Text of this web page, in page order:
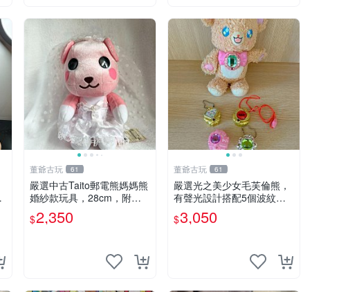
董爺古玩 61
嚴選中古Taito郵電熊媽媽熊
婚紗款玩具，28cm，附原
盒，保存極佳實拍，婚紗細
節清晰可見，偶像收藏推薦
$2,350
董爺古玩 61
嚴選光之美少女毛芙倫熊，
有聲光設計搭配5個波紋
石，成色完美如圖。爽快附
電池，讓愛心不打折扣。 光
$3,050